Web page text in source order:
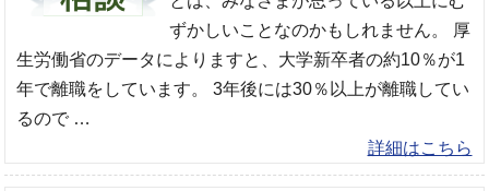
ずかしいことなのかもしれません。 厚
生労働省のデータによりますと、大学新卒者の約10％が1
年で離職をしています。 3年後には30％以上が離職してい
るので …
詳細はこちら